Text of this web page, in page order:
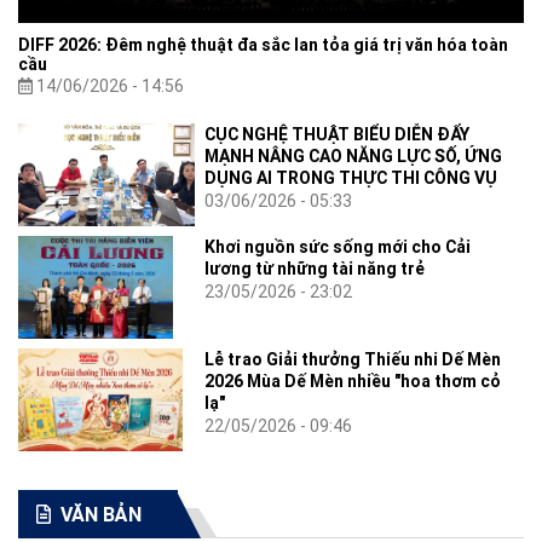
DIFF 2026: Đêm nghệ thuật đa sắc lan tỏa giá trị văn hóa toàn
cầu
14/06/2026 - 14:56
CỤC NGHỆ THUẬT BIỂU DIỄN ĐẨY
MẠNH NÂNG CAO NĂNG LỰC SỐ, ỨNG
DỤNG AI TRONG THỰC THI CÔNG VỤ
03/06/2026 - 05:33
Khơi nguồn sức sống mới cho Cải
lương từ những tài năng trẻ
23/05/2026 - 23:02
Lễ trao Giải thưởng Thiếu nhi Dế Mèn
2026 Mùa Dế Mèn nhiều "hoa thơm cỏ
lạ"
22/05/2026 - 09:46
VĂN BẢN